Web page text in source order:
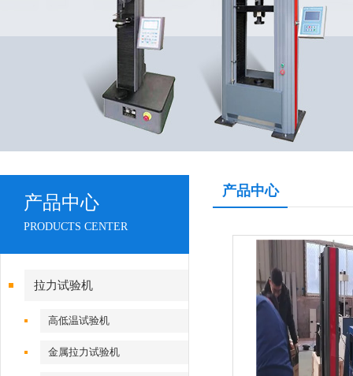
产品中心
PRODUCTS CENTER
拉力试验机
高低温试验机
金属拉力试验机
产品中心